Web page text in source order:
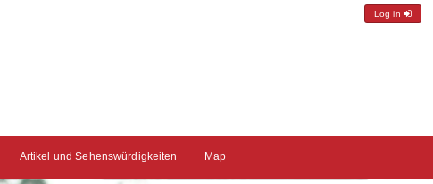
Log in
Artikel und Sehenswürdigkeiten Map